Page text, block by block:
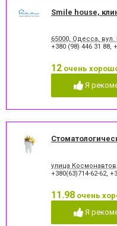
Smile house,
65000, Одесса,
+380 (98) 446 31 88,
12 очень
Я
улица
+380(63)714-62-62,
11.98 очень
Я